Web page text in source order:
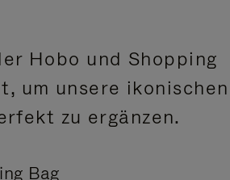
Hobo und Shopping
um unsere ikonischen
zu ergänzen.
Bag